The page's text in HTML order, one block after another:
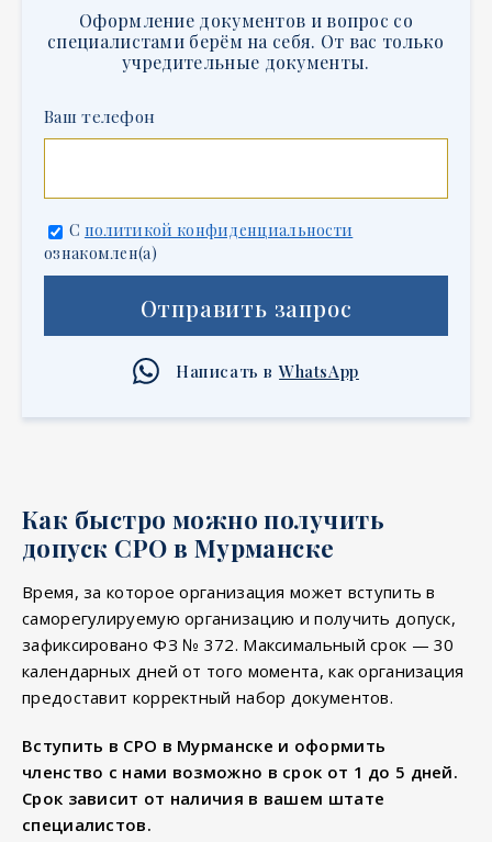
Оформление документов и вопрос со
специалистами берём на себя. От вас только
учредительные документы.
Ваш телефон
С политикой конфиденциальности
ознакомлен(а)
Отправить запрос
Написать в WhatsApp
Как быстро можно получить
допуск СРО в Мурманске
Время, за которое организация может вступить в
саморегулируемую организацию и получить допуск,
зафиксировано ФЗ № 372. Максимальный срок — 30
календарных дней от того момента, как организация
предоставит корректный набор документов.
Вступить в СРО в Мурманске и оформить
членство с нами возможно в срок от 1 до 5 дней.
Срок зависит от наличия в вашем штате
специалистов.